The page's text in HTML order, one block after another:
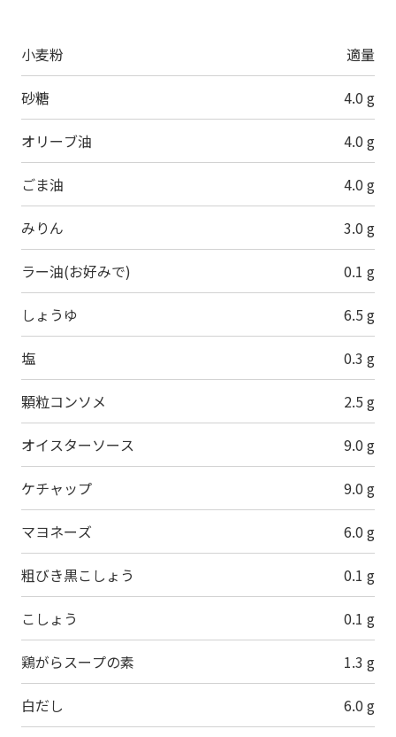
小麦粉 適量
砂糖 4.0 g
オリーブ油 4.0 g
ごま油 4.0 g
みりん 3.0 g
ラー油(お好みで) 0.1 g
しょうゆ 6.5 g
塩 0.3 g
顆粒コンソメ 2.5 g
オイスターソース 9.0 g
ケチャップ 9.0 g
マヨネーズ 6.0 g
粗びき黒こしょう 0.1 g
こしょう 0.1 g
鶏がらスープの素 1.3 g
白だし 6.0 g